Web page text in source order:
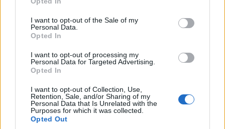
use your data for below specified purposes in below Google
consent section.
I want to opt-out of the Sale of my
Personal Data.
Opted In
I want to opt-out of processing my
Personal Data for Targeted Advertising.
Opted In
I want to opt-out of Collection, Use,
Retention, Sale, and/or Sharing of my
Personal Data that Is Unrelated with the
Purposes for which it was collected.
Opted Out
Μαθήματα ποντιακής διαλέκτου και πολιτισμού
στην Αυστραλία
18/07/2026 - 9:20πμ